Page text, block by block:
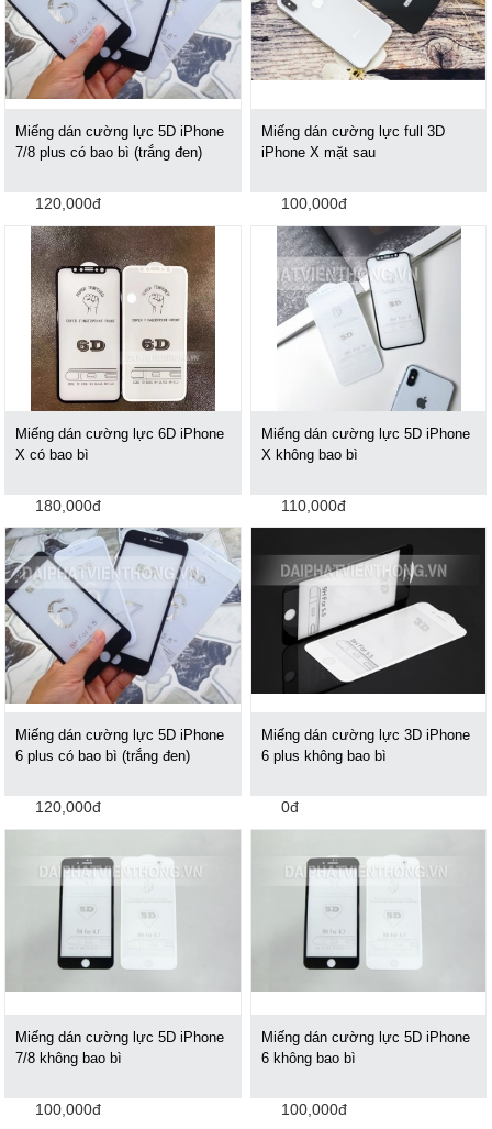
Miếng dán cường lực 5D iPhone
7/8 plus có bao bì (trắng đen)
120,000đ
Miếng dán cường lực full 3D
iPhone X mặt sau
100,000đ
Miếng dán cường lực 6D iPhone
X có bao bì
180,000đ
Miếng dán cường lực 5D iPhone
X không bao bì
110,000đ
Miếng dán cường lực 5D iPhone
6 plus có bao bì (trắng đen)
120,000đ
Miếng dán cường lực 3D iPhone
6 plus không bao bì
0đ
Miếng dán cường lực 5D iPhone
7/8 không bao bì
100,000đ
Miếng dán cường lực 5D iPhone
6 không bao bì
100,000đ